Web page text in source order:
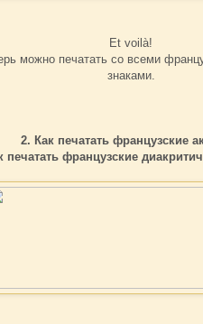
Et voilà!
можно печатать со всеми
знаками.
2. Как печатать французские
печатать французские